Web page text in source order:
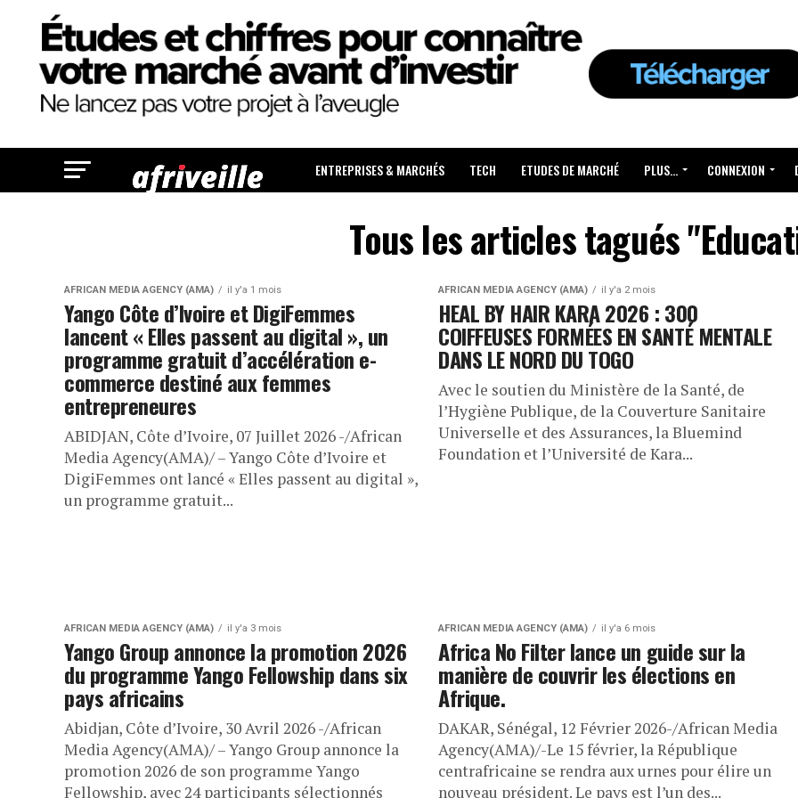
ENTREPRISES & MARCHÉS TECH ETUDES DE MARCHÉ PLUS… CONNEXION
Tous les articles tagués
AFRICAN MEDIA AGENCY (AMA) il y'a 1 mois
Yango Côte d’Ivoire et DigiFemmes
lancent « Elles passent au digital », un
programme gratuit d’accélération e-
commerce destiné aux femmes
entrepreneures
ABIDJAN, Côte d’Ivoire, 07 Juillet 2026 -/African
Media Agency(AMA)/ – Yango Côte d’Ivoire et
DigiFemmes ont lancé « Elles passent au digital »,
un programme gratuit...
AFRICAN MEDIA AGENCY (AMA) il y'a 2 mois
HEAL BY HAIR KARA 2026 : 300
COIFFEUSES FORMÉES EN SANTÉ MENTALE
DANS LE NORD DU TOGO
Avec le soutien du Ministère de la Santé, de
l’Hygiène Publique, de la Couverture Sanitaire
Universelle et des Assurances, la Bluemind
Foundation et l’Université de Kara...
AFRICAN MEDIA AGENCY (AMA) il y'a 3 mois
Yango Group annonce la promotion 2026
du programme Yango Fellowship dans six
pays africains
Abidjan, Côte d’Ivoire, 30 Avril 2026 -/African
Media Agency(AMA)/ – Yango Group annonce la
promotion 2026 de son programme Yango
Fellowship, avec 24 participants sélectionnés
AFRICAN MEDIA AGENCY (AMA) il y'a 6 mois
Africa No Filter lance un guide sur la
manière de couvrir les élections en
Afrique.
DAKAR, Sénégal, 12 Février 2026-/African Media
Agency(AMA)/-Le 15 février, la République
centrafricaine se rendra aux urnes pour élire un
nouveau président. Le pays est l’un des...